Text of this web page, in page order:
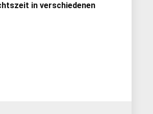
in verschiedenen